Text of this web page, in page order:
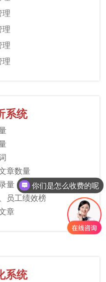
理
理
理
理
系统
章数量
量
员工绩效榜
章
系统
你们是怎么收费的呢